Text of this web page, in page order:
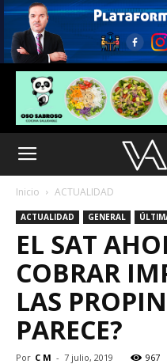
Inicio ACTUALIDAD
ACTUALIDAD GENERAL
EL SAT
COBRAR
LAS
PARECE?
Por C M - 7 julio, 2019 967